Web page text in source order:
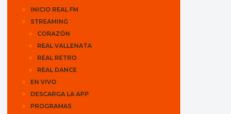
INICIO REAL FM
STREAMING
CORAZÓN
REAL VALLENATA
REAL RETRO
REAL DANCE
EN VIVO
DESCARGA LA APP
PROGRAMAS